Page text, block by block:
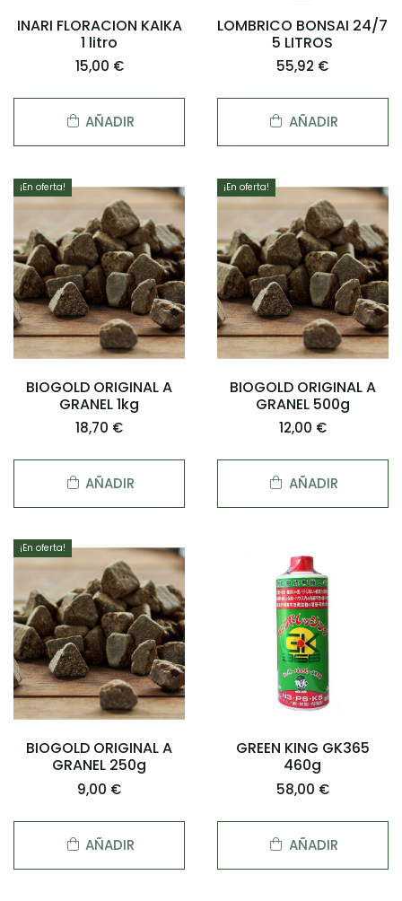
INARI FLORACION KAIKA
1 litro
15,00 €
AÑADIR
LOMBRICO BONSAI 24/7
5 LITROS
55,92 €
AÑADIR
¡En oferta!
BIOGOLD ORIGINAL A
GRANEL 1kg
18,70 €
AÑADIR
¡En oferta!
BIOGOLD ORIGINAL A
GRANEL 500g
12,00 €
AÑADIR
¡En oferta!
BIOGOLD ORIGINAL A
GRANEL 250g
9,00 €
AÑADIR
GREEN KING GK365
460g
58,00 €
AÑADIR